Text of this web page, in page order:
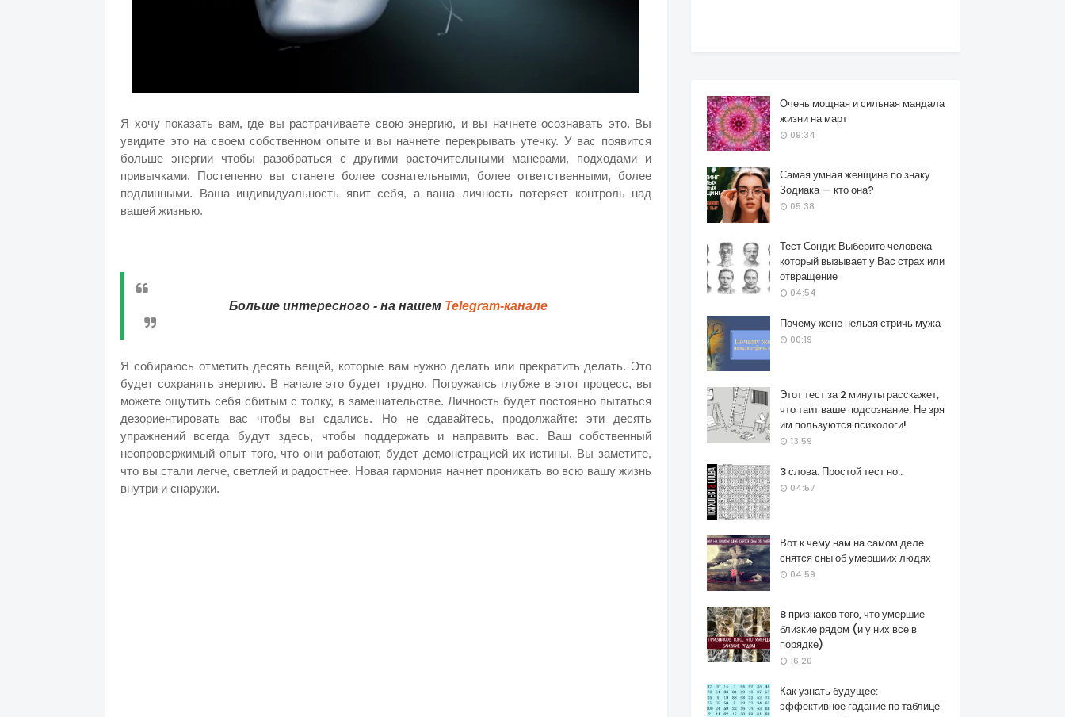
Я хочу показать вам, где вы растрачиваете свою энергию, и вы начнете осознавать это. Вы
увидите это на своем собственном опыте и вы начнете перекрывать утечку. У вас появится
больше энергии чтобы разобраться с другими расточительными манерами, подходами и
привычками. Постепенно вы станете более сознательными, более ответственными, более
подлинными. Ваша индивидуальность явит себя, а ваша личность потеряет контроль над
вашей жизнью.
Больше интересного - на нашем Telegram-канале
Я собираюсь отметить десять вещей, которые вам нужно делать или прекратить делать. Это
будет сохранять энергию. В начале это будет трудно. Погружаясь глубже в этот процесс, вы
можете ощутить себя сбитым с толку, в замешательстве. Личность будет постоянно пытаться
дезориентировать вас чтобы вы сдались. Но не сдавайтесь, продолжайте: эти десять
упражнений всегда будут здесь, чтобы поддержать и направить вас. Ваш собственный
неопровержимый опыт того, что они работают, будет демонстрацией их истины. Вы заметите,
что вы стали легче, светлей и радостнее. Новая гармония начнет проникать во всю вашу жизнь
внутри и снаружи.
Очень мощная и сильная мандала
жизни на март
09:34
Самая умная женщина по знаку
Зодиака — кто она?
05:38
Тест Сонди: Выберите человека
который вызывает у Вас страх или
отвращение
04:54
Почему жене нельзя стричь мужа
00:19
Этот тест за 2 минуты расскажет,
что таит ваше подсознание. Не зря
им пользуются психологи!
13:59
3 слова. Простой тест но..
04:57
Вот к чему нам на самом деле
снятся сны об умершиих людях
04:59
8 признаков того, что умершие
близкие рядом (и у них все в
порядке)
16:20
Как узнать будущее:
эффективное гадание по таблице